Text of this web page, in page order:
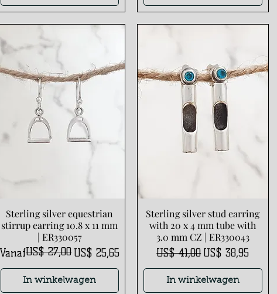
Snel overzicht
Sterling silver equestrian
stirrup earring 10.8 x 11 mm
| ER330057
Vanaf prijs
US$ 27,00 US$ 25,65
In winkelwagen
Snel overzicht
Sterling silver stud earring
with 20 x 4 mm tube with
3.0 mm CZ | ER330043
Normale prijs
US$ 41,00 Verkoopprijs
US$ 38,95
In winkelwagen